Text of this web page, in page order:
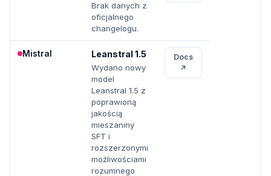
Brak danych z
oficjalnego
changelogu.
Mistral Leanstral 1.5
Wydano nowy
model
Leanstral 1.5 z
poprawioną
jakością
mieszaniny
SFT i
rozszerzonymi
możliwościami
rozumnego
Docs
↗